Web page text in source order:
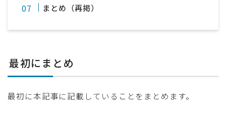
まとめ（再掲）
最初にまとめ
最初に本記事に記載していることをまとめます。